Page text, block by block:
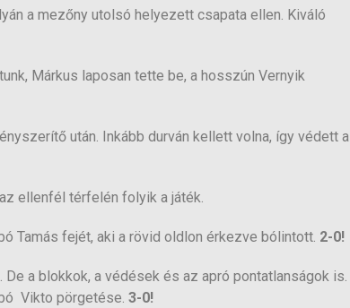
a mezőny utolsó helyezett csapata ellen. Kiváló
Márkus laposan tette be, a hosszún Vernyik
után. Inkább durván kellett volna, így védett a
ellenfél térfelén folyik a játék.
Tamás fejét, aki a rövid oldlon érkezve bólintott. 2-0!
a blokkok, a védések és az apró pontatlanságok is.
Vikto pörgetése. 3-0!